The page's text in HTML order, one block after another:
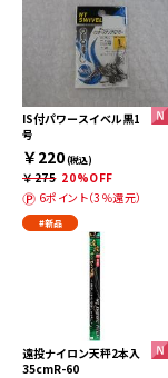
IS付パワースイベル黒1
号
￥220(税込)
￥275 20%OFF
6ポイント（3％還元）
#新品
遠投ナイロン天秤2本入
35cmR-60